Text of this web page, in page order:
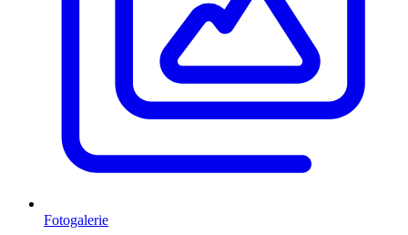
Fotogalerie